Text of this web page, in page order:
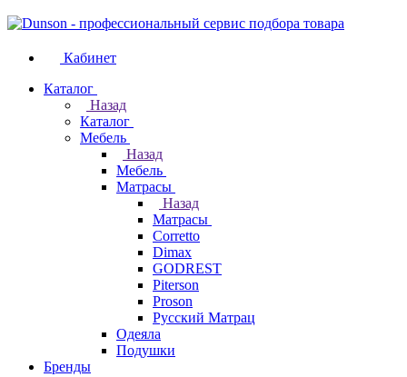
Кабинет
Каталог
Назад
Каталог
Мебель
Назад
Мебель
Матрасы
Назад
Матрасы
Corretto
Dimax
GODREST
Piterson
Proson
Русский Матрац
Одеяла
Подушки
Бренды